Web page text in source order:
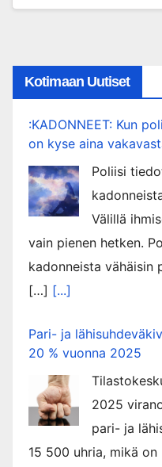
Kotimaan Uutiset
:KADONNEET: Kun
on kyse aina
Poliisi
Välillä
vain pienen hetken.
kadonneista vähäisin
[…] [...]
Pari- ja
20 % vuonna 2025
2025
pari- ja
15 500 uhria, mikä